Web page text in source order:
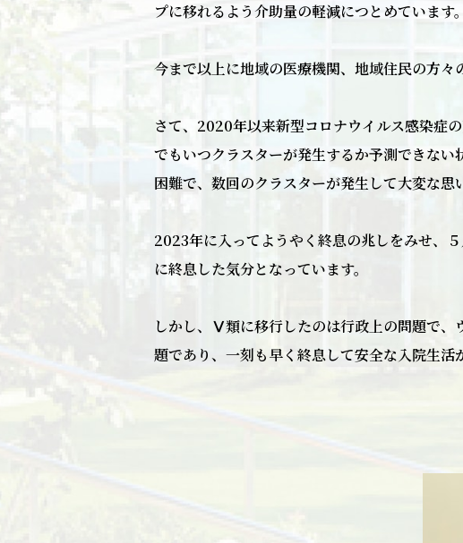
プに移れるよう介助量の軽減につとめています。
今まで以上に地域の医療機関、地域住民の方
さて、2020年以来新型コロナウイルス感染症
でもいつクラスターが発生するか予測できな
困難で、数回のクラスターが発生して大変な思
2023年に入ってようやく終息の兆しをみせ、
に終息した気分となっています。
しかし、Ⅴ類に移行したのは行政上の問題で
題であり、一刻も早く終息して安全な入院生活